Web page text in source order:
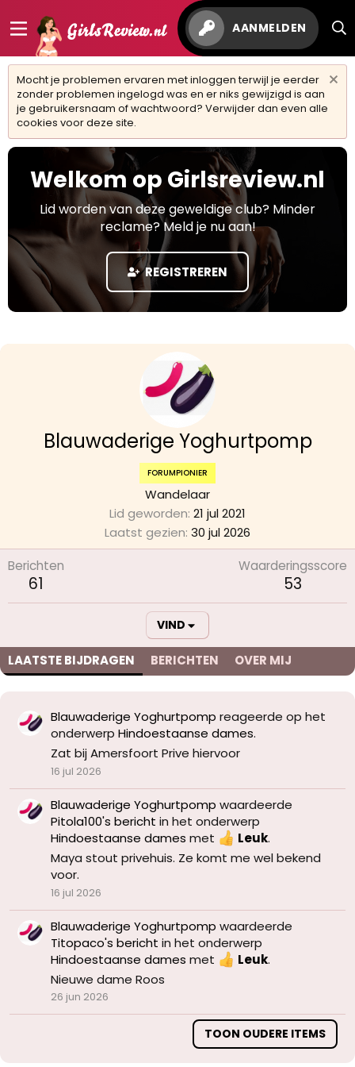
AANMELDEN
Mocht je problemen ervaren met inloggen terwijl je eerder
zonder problemen ingelogd was en er niks gewijzigd is aan
je gebruikersnaam of wachtwoord? Verwijder dan even alle
cookies voor deze site.
Welkom op Girlsreview.nl
Lid worden van deze geweldige club? Minder
reclame? Meld je nu aan!
REGISTREREN
Blauwaderige Yoghurtpomp
FORUMPIONIER
Wandelaar
Lid geworden 21 jul 2021
Laatst gezien 30 jul 2026
Berichten
61
Waarderingsscore
53
VIND
LAATSTE BIJDRAGEN BERICHTEN OVER MIJ
Blauwaderige Yoghurtpomp reageerde op het
onderwerp Hindoestaanse dames.
Zat bij Amersfoort Prive hiervoor
16 jul 2026
Blauwaderige Yoghurtpomp waardeerde
Pitola100's bericht in het onderwerp
Hindoestaanse dames met Leuk.
Maya stout privehuis. Ze komt me wel bekend
voor.
16 jul 2026
Blauwaderige Yoghurtpomp waardeerde
Titopaco's bericht in het onderwerp
Hindoestaanse dames met Leuk.
Nieuwe dame Roos
26 jun 2026
TOON OUDERE ITEMS